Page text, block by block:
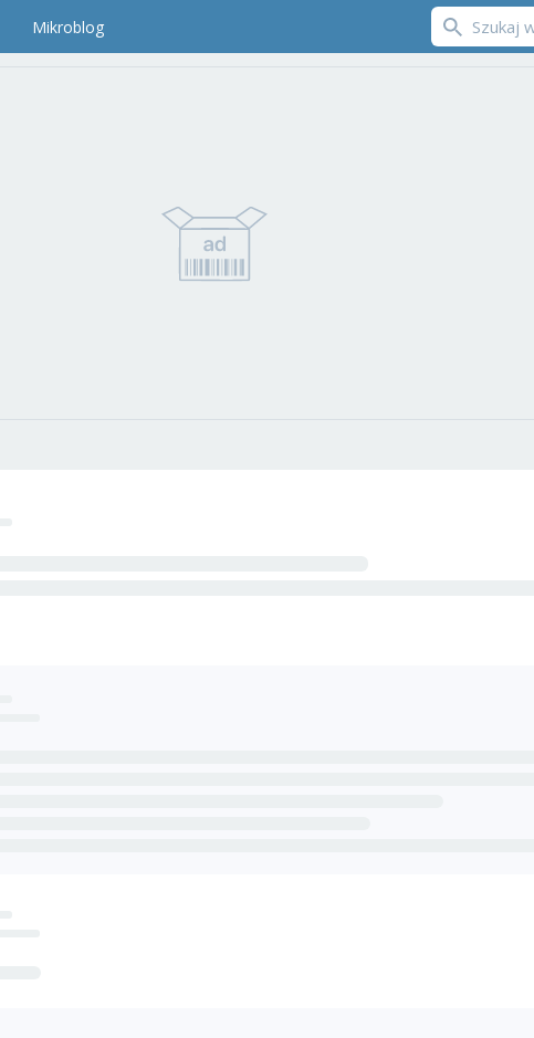
Mikroblog